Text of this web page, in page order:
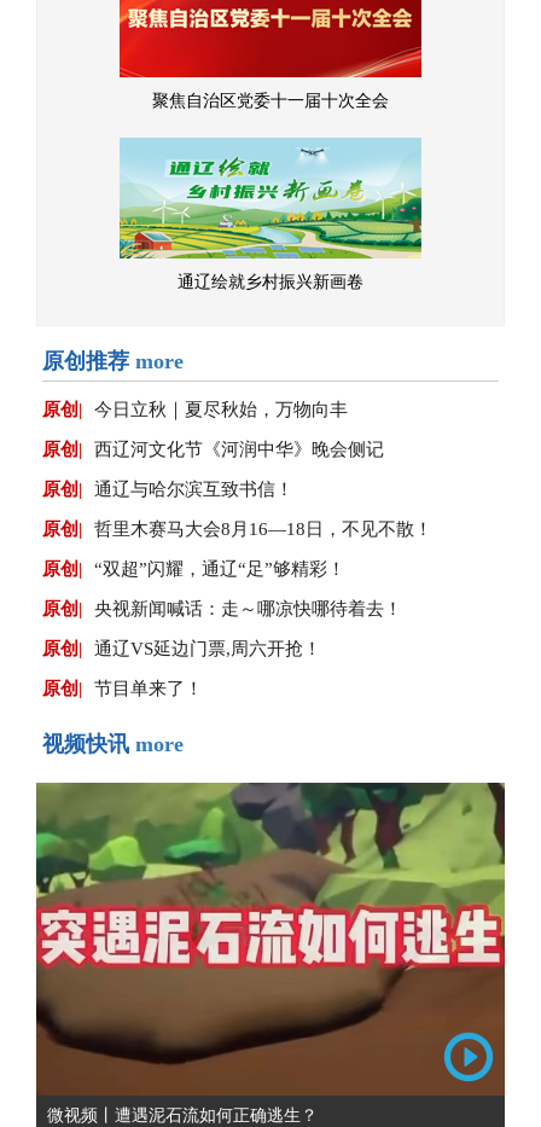
聚焦自治区党委十一届十次全会
通辽绘就乡村振兴新画卷
原创推荐 more
原创| 今日立秋｜夏尽秋始，万物向丰
原创| 西辽河文化节《河润中华》晚会侧记
原创| 通辽与哈尔滨互致书信！
原创| 哲里木赛马大会8月16—18日，不见不散！
原创| “双超”闪耀，通辽“足”够精彩！
原创| 央视新闻喊话：走～哪凉快哪待着去！
原创| 通辽VS延边门票,周六开抢！
原创| 节目单来了！
视频快讯 more
微视频丨遭遇泥石流如何正确逃生？